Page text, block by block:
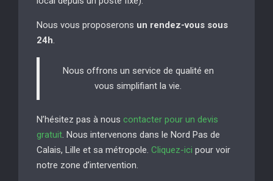
Nous vous proposerons un rendez-vous sous
24h.
Nous offrons un service de qualité en
vous simplifiant la vie.
N’hésitez pas à nous contacter pour un devis
gratuit. Nous intervenons dans le Nord Pas de
Calais, Lille et sa métropole. Cliquez-ici pour voir
notre zone d’intervention.